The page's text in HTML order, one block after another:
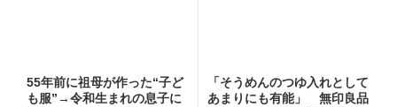
55年前に祖母が作った“子ど
も服”→令和生まれの息子に
「そうめんのつゆ入れとして
あまりにも有能」 無印良品